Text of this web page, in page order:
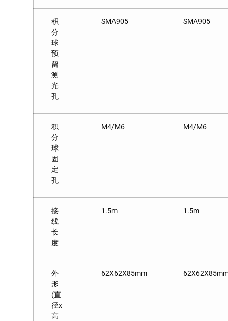
积
分
球
预
留
测
光
孔
SMA905 SMA905
积
分
球
固
定
孔
M4/M6 M4/M6
接
线
长
度
1.5m 1.5m
外
形
(直
径x
高
62X62X85mm